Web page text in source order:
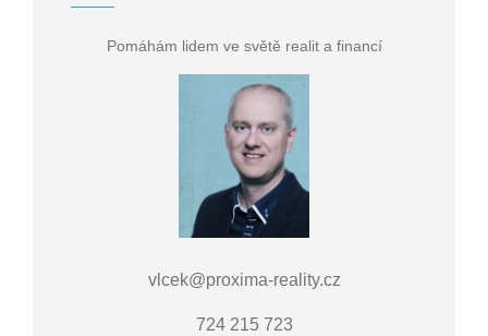
Pomáhám lidem ve světě realit a financí
vlcek@proxima-reality.cz
724 215 723